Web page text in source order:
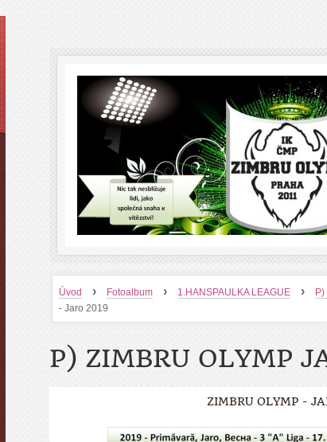
Úvod › Fotoalbum › 1.HANSPAULKA LEAGUE ›
- Jaro 2019
P) ZIMBRU OLYMP
ZIMBRU OLYMP -